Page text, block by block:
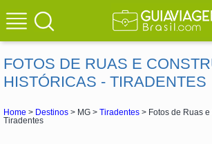
FOTOS DE RUAS E
HISTÓRICAS - TIRADENTES
Home > Destinos > MG > Tiradentes > Fotos de Ruas
Tiradentes